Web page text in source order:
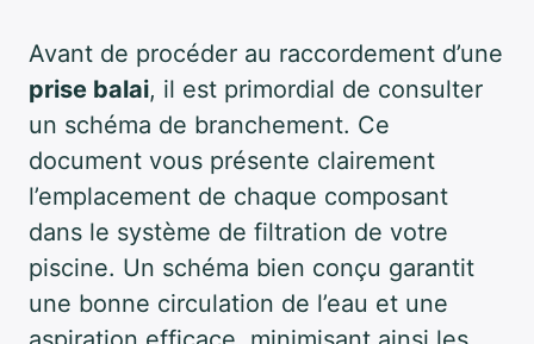
Avant de procéder au raccordement d’une
prise balai, il est primordial de consulter
un schéma de branchement. Ce
document vous présente clairement
l’emplacement de chaque composant
dans le système de filtration de votre
piscine. Un schéma bien conçu garantit
une bonne circulation de l’eau et une